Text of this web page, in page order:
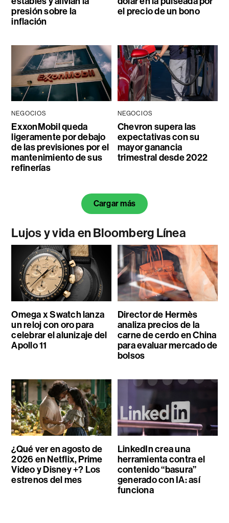
presión sobre la
inflación
el precio de un bono
NEGOCIOS
ExxonMobil queda
ligeramente por debajo
de las previsiones por el
mantenimiento de sus
refinerías
NEGOCIOS
Chevron supera las
expectativas con su
mayor ganancia
trimestral desde 2022
Cargar más
Lujos y vida en Bloomberg Línea
Omega x Swatch lanza
un reloj con oro para
celebrar el alunizaje del
Apollo 11
Director de Hermès
analiza precios de la
carne de cerdo en China
para evaluar mercado de
bolsos
¿Qué ver en agosto de
2026 en Netflix, Prime
Video y Disney +? Los
estrenos del mes
LinkedIn crea una
herramienta contra el
contenido “basura”
generado con IA: así
funciona